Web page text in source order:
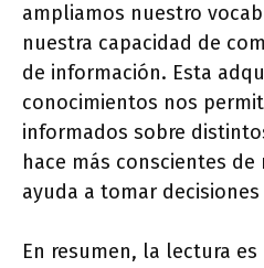
ampliamos nuestro
nuestra capacidad de
de información. Esta
conocimientos nos
informados sobre
hace más conscientes
ayuda a tomar
En resumen, la lectura